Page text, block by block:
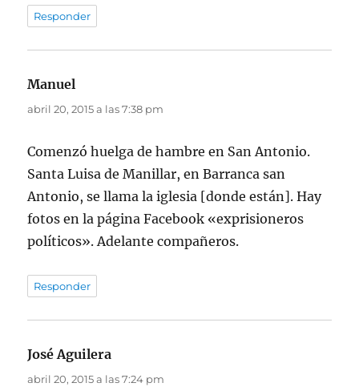
Responder
Manuel
abril 20, 2015 a las 7:38 pm
Comenzó huelga de hambre en San Antonio.
Santa Luisa de Manillar, en Barranca san
Antonio, se llama la iglesia [donde están]. Hay
fotos en la página Facebook «exprisioneros
políticos». Adelante compañeros.
Responder
José Aguilera
abril 20, 2015 a las 7:24 pm